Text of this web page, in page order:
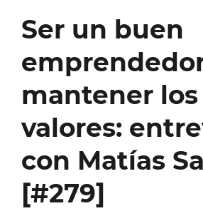
DE
Ser un buen
mantener los
valores:
con Matías
[#279]